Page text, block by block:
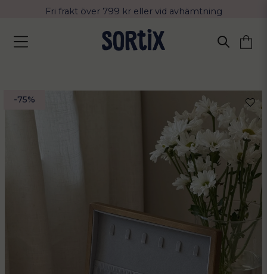
Fri frakt över 799 kr eller vid avhämtning
Leverans 2-4 arbetsdagar med Postnord
-75%